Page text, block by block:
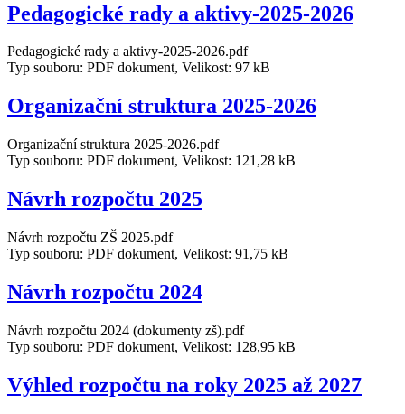
Pedagogické rady a aktivy-2025-2026
Pedagogické rady a aktivy-2025-2026.pdf
Typ souboru: PDF dokument, Velikost: 97 kB
Organizační struktura 2025-2026
Organizační struktura 2025-2026.pdf
Typ souboru: PDF dokument, Velikost: 121,28 kB
Návrh rozpočtu 2025
Návrh rozpočtu ZŠ 2025.pdf
Typ souboru: PDF dokument, Velikost: 91,75 kB
Návrh rozpočtu 2024
Návrh rozpočtu 2024 (dokumenty zš).pdf
Typ souboru: PDF dokument, Velikost: 128,95 kB
Výhled rozpočtu na roky 2025 až 2027